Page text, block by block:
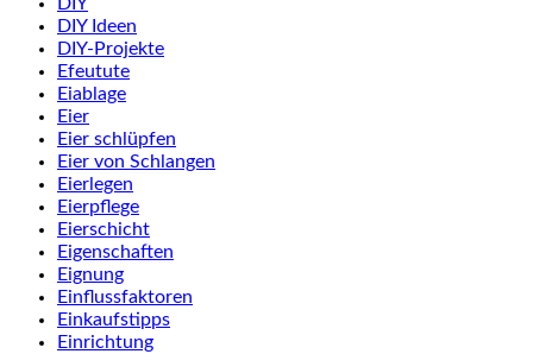
DIY
DIY Ideen
DIY-Projekte
Efeutute
Eiablage
Eier
Eier schlüpfen
Eier von Schlangen
Eierlegen
Eierpflege
Eierschicht
Eigenschaften
Eignung
Einflussfaktoren
Einkaufstipps
Einrichtung